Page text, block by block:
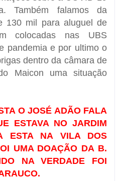
Também falamos da
130 mil para aluguel de
colocadas nas UBS
pandemia e por ultimo o
dentro da câmara de
Maicon uma situação
O JOSÉ ADÃO FALA
ESTAVA NO JARDIM
ESTA NA VILA DOS
UMA DOAÇÃO DA B.
NA VERDADE FOI